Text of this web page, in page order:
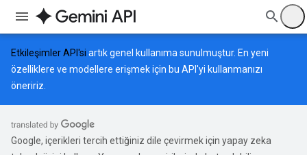
Etkileşimler API'si artık genel kullanıma sunulmuştur. En yeni
özelliklere ve modellere erişmek için bu API'yi kullanmanızı
öneririz.
Google, içerikleri tercih ettiğiniz dile çevirmek için yapay zeka